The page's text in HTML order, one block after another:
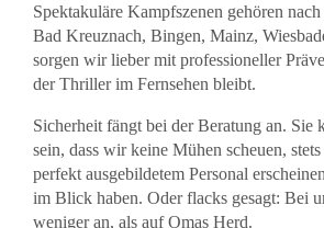
Spektakuläre Kampfszenen gehören
Bad Kreuznach, Bingen, Mainz,
sorgen wir lieber mit professioneller
der Thriller im Fernsehen bleibt.
Sicherheit fängt bei der Beratung an. Sie
sein, dass wir keine Mühen scheuen,
perfekt ausgebildetem Personal
im Blick haben. Oder flacks gesagt: Bei
weniger an, als auf Omas Herd.